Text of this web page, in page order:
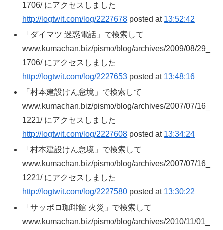
1706/ にアクセスしました
http://logtwit.com/log/2227678 posted at 13:52:42
「ダイマツ 迷惑電話」で検索して
www.kumachan.biz/pismo/blog/archives/2009/08/29_
1706/ にアクセスしました
http://logtwit.com/log/2227653 posted at 13:48:16
「村本建設けん怠境」で検索して
www.kumachan.biz/pismo/blog/archives/2007/07/16_
1221/ にアクセスしました
http://logtwit.com/log/2227608 posted at 13:34:24
「村本建設けん怠境」で検索して
www.kumachan.biz/pismo/blog/archives/2007/07/16_
1221/ にアクセスしました
http://logtwit.com/log/2227580 posted at 13:30:22
「サッポロ珈琲館 火災」で検索して
www.kumachan.biz/pismo/blog/archives/2010/11/01_